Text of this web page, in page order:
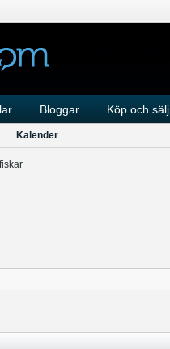
Bloggar Köp och sälj
Kalender